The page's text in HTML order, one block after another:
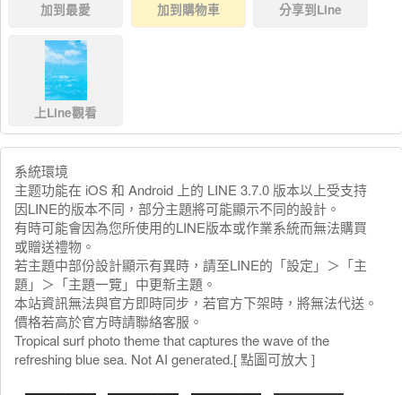
加到最愛 加到購物車 分享到Line
上Line觀看
系統環境
主题功能在 iOS 和 Android 上的 LINE 3.7.0 版本以上受支持
因LINE的版本不同，部分主題將可能顯示不同的設計。
有時可能會因為您所使用的LINE版本或作業系統而無法購買
或贈送禮物。
若主題中部份設計顯示有異時，請至LINE的「設定」＞「主
題」＞「主題一覽」中更新主題。
本站資訊無法與官方即時同步，若官方下架時，將無法代送。
價格若高於官方時請聯絡客服。
Tropical surf photo theme that captures the wave of the
refreshing blue sea. Not AI generated.[ 點圖可放大 ]